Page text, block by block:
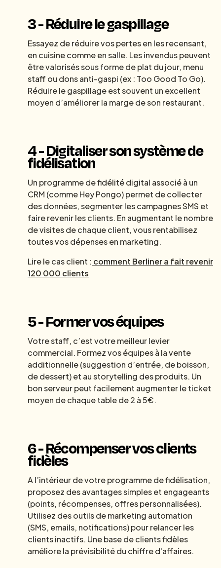
3 - Réduire le gaspillage
Essayez de réduire vos pertes en les recensant,
en cuisine comme en salle. Les invendus peuvent
être valorisés sous forme de plat du jour, menu
staff ou dons anti-gaspi (ex : Too Good To Go).
Réduire le gaspillage est souvent un excellent
moyen d’améliorer la marge de son restaurant.
4 - Digitaliser son système de
fidélisation
Un programme de fidélité digital associé à un
CRM (comme Hey Pongo) permet de collecter
des données, segmenter les campagnes SMS et
faire revenir les clients. En augmentant le nombre
de visites de chaque client, vous rentabilisez
toutes vos dépenses en marketing.
Lire le cas client : comment Berliner a fait revenir
120 000 clients
5 - Former vos équipes
Votre staff, c’est votre meilleur levier
commercial. Formez vos équipes à la vente
additionnelle (suggestion d’entrée, de boisson,
de dessert) et au storytelling des produits. Un
bon serveur peut facilement augmenter le ticket
moyen de chaque table de 2 à 5€.
6 - Récompenser vos clients
fidèles
A l’intérieur de votre programme de fidélisation,
proposez des avantages simples et engageants
(points, récompenses, offres personnalisées).
Utilisez des outils de marketing automation
(SMS, emails, notifications) pour relancer les
clients inactifs. Une base de clients fidèles
améliore la prévisibilité du chiffre d'affaires.